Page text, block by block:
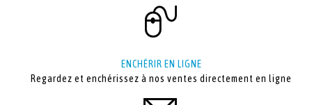
ENCHÉRIR EN LIGNE
Regardez et enchérissez à nos ventes directement en ligne